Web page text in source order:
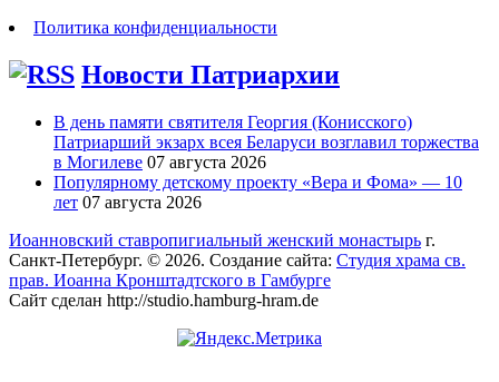
Политика конфиденциальности
Новости Патриархии
В день памяти святителя Георгия (Конисского)
Патриарший экзарх всея Беларуси возглавил торжества
в Могилеве 07 августа 2026
Популярному детскому проекту «Вера и Фома» — 10
лет 07 августа 2026
Иоанновский ставропигиальный женский монастырь г.
Санкт-Петербург. © 2026. Создание сайта: Студия храма св.
прав. Иоанна Кронштадтского в Гамбурге
Сайт сделан http://studio.hamburg-hram.de